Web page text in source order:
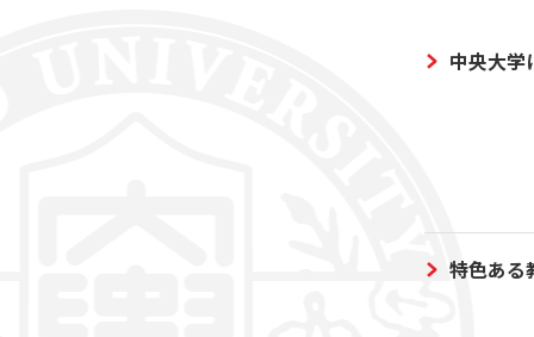
中央大学
特色ある